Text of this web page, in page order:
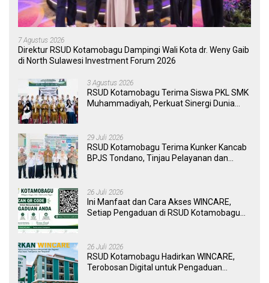
7 Agustus 2026
Direktur RSUD Kotamobagu Dampingi Wali Kota dr. Weny Gaib
di North Sulawesi Investment Forum 2026
3 Agustus 2026
RSUD Kotamobagu Terima Siswa PKL SMK
Muhammadiyah, Perkuat Sinergi Dunia
29 Juli 2026
RSUD Kotamobagu Terima Kunker Kancab
BPJS Tondano, Tinjau Pelayanan dan
26 Juli 2026
Ini Manfaat dan Cara Akses WINCARE,
Setiap Pengaduan di RSUD Kotamobagu
26 Juli 2026
RSUD Kotamobagu Hadirkan WINCARE,
Terobosan Digital untuk Pengaduan